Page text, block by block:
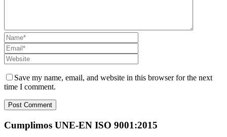
Save my name, email, and website in this browser for the next
time I comment.
Cumplimos UNE-EN ISO 9001:2015